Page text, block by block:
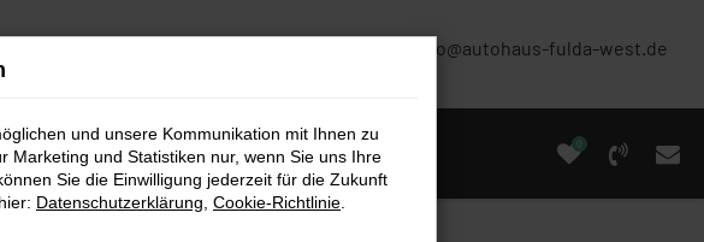
info@autohaus-fulda-west.de
0
und unsere Kommunikation mit Ihnen zu
und Statistiken nur, wenn Sie uns Ihre
Sie die Einwilligung jederzeit für die Zukunft
Datenschutzerklärung Cookie-Richtlinie